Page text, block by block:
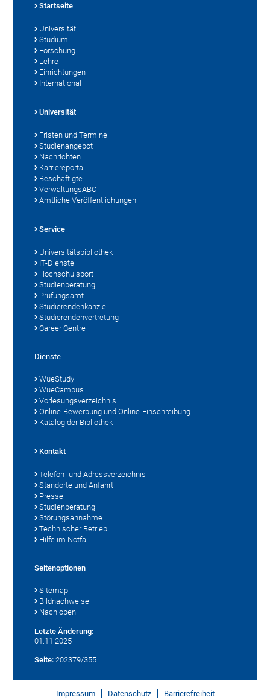
Startseite
Universität
Studium
Forschung
Lehre
Einrichtungen
International
Universität
Fristen und Termine
Studienangebot
Nachrichten
Karriereportal
Beschäftigte
VerwaltungsABC
Amtliche Veröffentlichungen
Service
Universitätsbibliothek
IT-Dienste
Hochschulsport
Studienberatung
Prüfungsamt
Studierendenkanzlei
Studierendenvertretung
Career Centre
Dienste
WueStudy
WueCampus
Vorlesungsverzeichnis
Online-Bewerbung und Online-Einschreibung
Katalog der Bibliothek
Kontakt
Telefon- und Adressverzeichnis
Standorte und Anfahrt
Presse
Studienberatung
Störungsannahme
Technischer Betrieb
Hilfe im Notfall
Seitenoptionen
Sitemap
Bildnachweise
Nach oben
Letzte Änderung:
01.11.2025
Seite: 202379/355
Impressum Datenschutz Barrierefreiheit